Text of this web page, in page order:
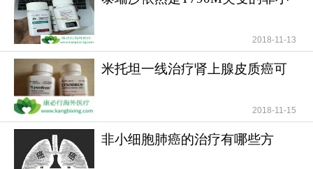
同样具有良好的疗效和安全性，且不仅适用于经典
型PFIC，对罕见亚型同样有效。如有需要，请咨询
康必行海外医疗医学顾问：4006-130-650或扫码添
加下方微信，我们将竭诚为您服务！
更多药品详情请访问
https://www.kangbixing.com/drug/Odevixibat
2018-11-13
米托坦一线治疗肾上腺皮质癌可
2018-11-15
非小细胞肺癌的治疗有哪些方